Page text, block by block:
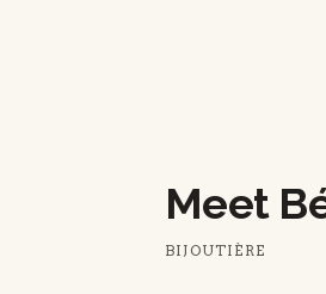
Meet
BIJOUTIÈRE